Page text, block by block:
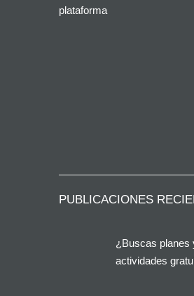
plataforma
PUBLICACIONES
¿Buscas planes
actividades